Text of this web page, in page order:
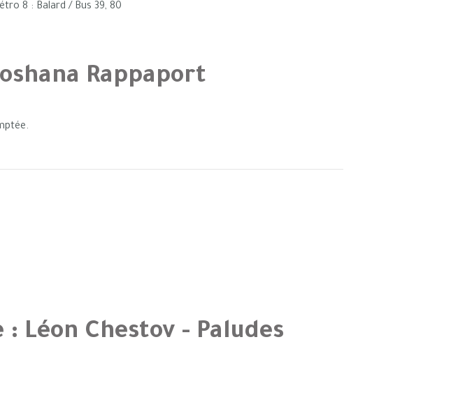
8 : Balard / Bus 39, 80
Rappaport
Léon Chestov - Paludes